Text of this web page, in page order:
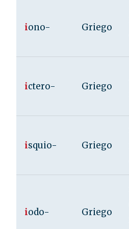
iono- Griego
ictero- Griego
isquio- Griego
iodo- Griego